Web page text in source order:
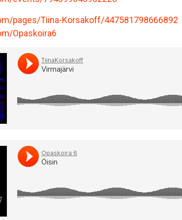
pages/Tiina-Korsakoff/447581798666892
Opaskoira6